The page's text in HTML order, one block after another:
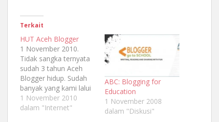
Terkait
HUT Aceh Blogger
1 November 2010.
Tidak sangka ternyata
sudah 3 tahun Aceh
Blogger hidup. Sudah
banyak yang kami lalui
bersama Aceh Blogger.
Mulai dari pelatihan
1 November 2010
dalam "Internet"
ABC: Blogging for
Education
1 November 2008
dalam "Diskusi"